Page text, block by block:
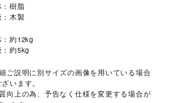
：樹脂
：木製
：約12kg
：約5kg
ご説明に別サイズの画像を用いている場合
います。
向上の為、予告なく仕様を変更する場合が